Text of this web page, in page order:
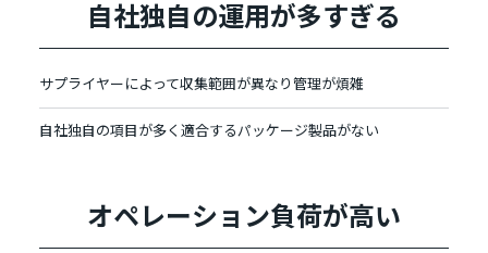
自社独自の運用が多すぎる
サプライヤーによって収集範囲が異なり管理が煩雑
自社独自の項目が多く適合するパッケージ製品がない
オペレーション負荷が高い